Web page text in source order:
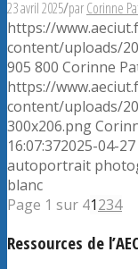
23 avril 2025/parCorinne
https://
content/uploads/
905 800 Corinne
https://
content/uploads/
300x206.png
16:07:372025-04-
autoportrait
blanc
Page 1 sur 41234
Ressources de